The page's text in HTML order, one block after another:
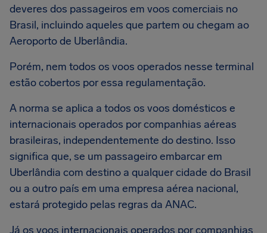
deveres dos passageiros em voos comerciais no
Brasil, incluindo aqueles que partem ou chegam ao
Aeroporto de Uberlândia.
Porém, nem todos os voos operados nesse terminal
estão cobertos por essa regulamentação.
A norma se aplica a todos os voos domésticos e
internacionais operados por companhias aéreas
brasileiras, independentemente do destino. Isso
significa que, se um passageiro embarcar em
Uberlândia com destino a qualquer cidade do Brasil
ou a outro país em uma empresa aérea nacional,
estará protegido pelas regras da ANAC.
Já os voos internacionais operados por companhias